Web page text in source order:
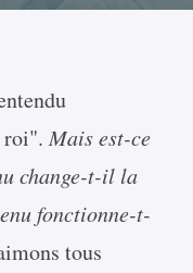
roi".Mais est-ce
change-t-il la
fonctionne-t-
tous